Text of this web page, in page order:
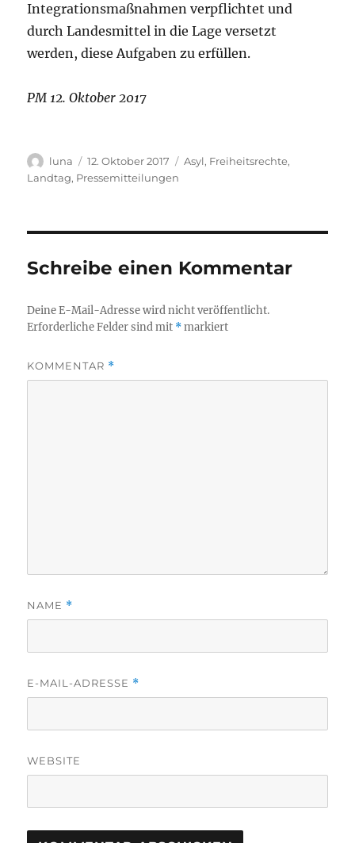
Integrationsmaßnahmen verpflichtet und
durch Landesmittel in die Lage versetzt
werden, diese Aufgaben zu erfüllen.
PM 12. Oktober 2017
Autor
luna
Veröffentlicht
am
12. Oktober 2017 Kategorien
Asyl, Freiheitsrechte,
Landtag, Pressemitteilungen
Schreibe einen Kommentar
Deine E-Mail-Adresse wird nicht veröffentlicht.
Erforderliche Felder sind mit *markiert
KOMMENTAR *
NAME *
E-MAIL-ADRESSE *
WEBSITE